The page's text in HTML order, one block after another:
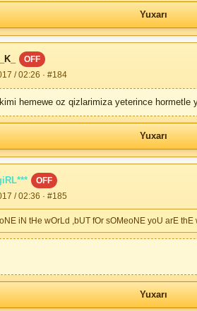
Yuxarı
OFF
/ 02:26 · #184
hemewe oz qizlarimiza yeterince hormetle
Yuxarı
OFF
/ 02:36 · #185
iN tHe wOrLd ,bUT fOr sOMeoNE yoU arE thE
Yuxarı